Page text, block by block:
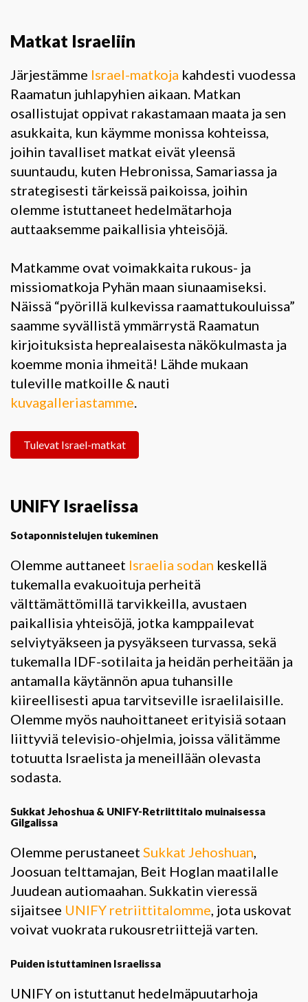
Matkat Israeliin
Järjestämme Israel-matkoja kahdesti vuodessa
Raamatun juhlapyhien aikaan. Matkan
osallistujat oppivat rakastamaan maata ja sen
asukkaita, kun käymme monissa kohteissa,
joihin tavalliset matkat eivät yleensä
suuntaudu, kuten Hebronissa, Samariassa ja
strategisesti tärkeissä paikoissa, joihin
olemme istuttaneet hedelmätarhoja
auttaaksemme paikallisia yhteisöjä.
Matkamme ovat voimakkaita rukous- ja
missiomatkoja Pyhän maan siunaamiseksi.
Näissä “pyörillä kulkevissa raamattukouluissa”
saamme syvällistä ymmärrystä Raamatun
kirjoituksista heprealaisesta näkökulmasta ja
koemme monia ihmeitä! Lähde mukaan
tuleville matkoille & nauti
kuvagalleriastamme.
Tulevat Israel-matkat
UNIFY Israelissa
Sotaponnistelujen tukeminen
Olemme auttaneet Israelia sodan keskellä
tukemalla evakuoituja perheitä
välttämättömillä tarvikkeilla, avustaen
paikallisia yhteisöjä, jotka kamppailevat
selviytyäkseen ja pysyäkseen turvassa, sekä
tukemalla IDF-sotilaita ja heidän perheitään ja
antamalla käytännön apua tuhansille
kiireellisesti apua tarvitseville israelilaisille.
Olemme myös nauhoittaneet erityisiä sotaan
liittyviä televisio-ohjelmia, joissa välitämme
totuutta Israelista ja meneillään olevasta
sodasta.
Sukkat Jehoshua & UNIFY-Retriittitalo muinaisessa
Gilgalissa
Olemme perustaneet Sukkat Jehoshuan,
Joosuan telttamajan, Beit Hoglan maatilalle
Juudean autiomaahan. Sukkatin vieressä
sijaitsee UNIFY retriittitalomme, jota uskovat
voivat vuokrata rukousretriittejä varten.
Puiden istuttaminen Israelissa
UNIFY on istuttanut hedelmäpuutarhoja